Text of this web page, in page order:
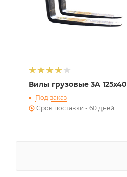
Вилы грузовые 3A 125х40
Под заказ
Срок поставки - 60 дней